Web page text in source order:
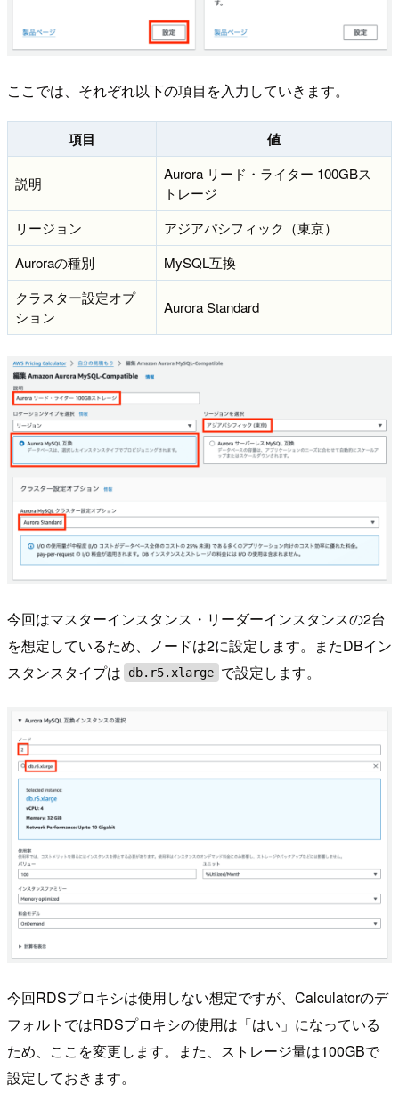
ここでは、それぞれ以下の項目を入力していきます。
項目 値
説明
Aurora リード・ライター 100GBス
トレージ
リージョン
アジアパシフィック（東京）
Auroraの種別
MySQL互換
クラスター設定オプ
ション
Aurora Standard
今回はマスターインスタンス・リーダーインスタンスの2台
を想定しているため、ノードは2に設定します。またDBイン
スタンスタイプは
db.r5.xlarge で設定します。
今回RDSプロキシは使用しない想定ですが、Calculatorのデ
フォルトではRDSプロキシの使用は「はい」になっている
ため、ここを変更します。また、ストレージ量は100GBで
設定しておきます。